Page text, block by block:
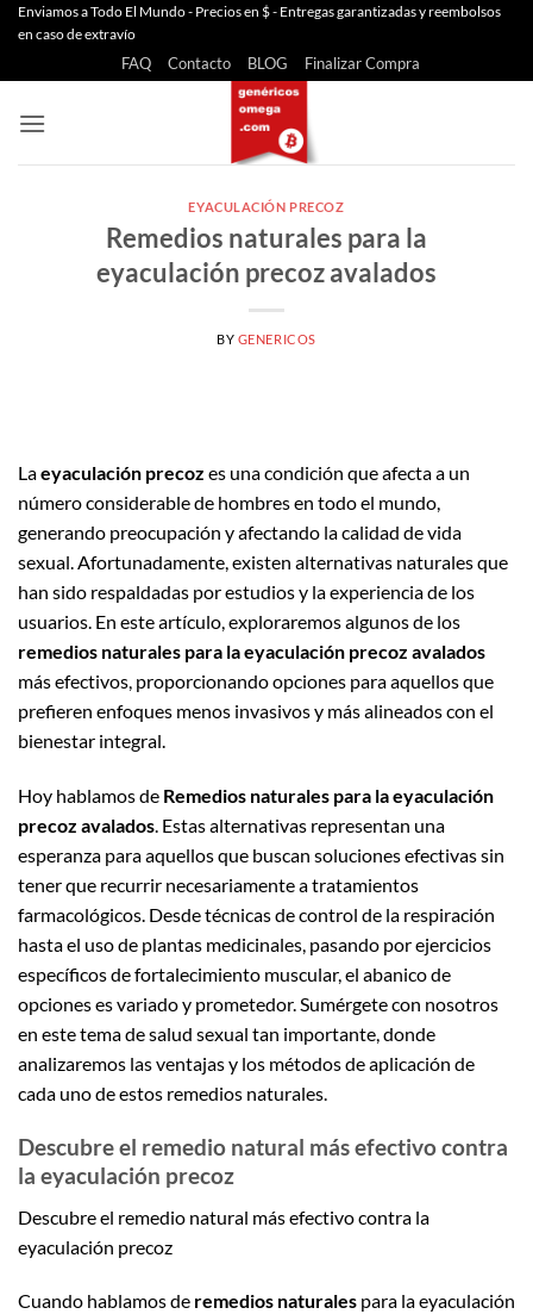
Saltar
Enviamos a Todo El Mundo - Precios en $ - Entregas garantizadas y reembolsos
en caso de extravío
FAQ Contacto BLOG Finalizar Compra
EYACULACIÓN PRECOZ
Remedios naturales para la
eyaculación precoz avalados
BY GENERICOS
Laeyaculación precoz es una condición que afecta a un
número considerable de hombres en todo el mundo,
generando preocupación y afectando la calidad de vida
sexual. Afortunadamente, existen alternativas naturales que
han sido respaldadas por estudios y la experiencia de los
usuarios. En este artículo, exploraremos algunos de los
remedios naturales para la eyaculación precoz avalados
más efectivos, proporcionando opciones para aquellos que
prefieren enfoques menos invasivos y más alineados con el
bienestar integral.
Hoy hablamos de Remedios naturales para la eyaculación
precoz avalados. Estas alternativas representan una
esperanza para aquellos que buscan soluciones efectivas sin
tener que recurrir necesariamente a tratamientos
farmacológicos. Desde técnicas de control de la respiración
hasta el uso de plantas medicinales, pasando por ejercicios
específicos de fortalecimiento muscular, el abanico de
opciones es variado y prometedor. Sumérgete con nosotros
en este tema de salud sexual tan importante, donde
analizaremos las ventajas y los métodos de aplicación de
cada uno de estos remedios naturales.
Descubre el remedio natural más efectivo contra
la eyaculación precoz
Descubre el remedio natural más efectivo contra la
eyaculación precoz
Cuando hablamos de remedios naturales para la eyaculación